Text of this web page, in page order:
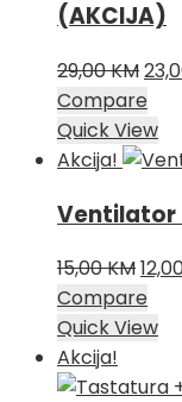
(AKCIJA)
29,00KM
bila
je:
Compare
Quick View
Akcija!
Ventilator
15,00KM
cijena
bila
Compare
Quick View
Akcija!